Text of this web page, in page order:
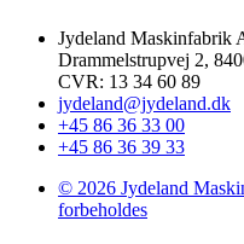
Jydeland Maskinfabrik
Drammelstrupvej 2,
CVR: 13 34 60 89
jydeland@jydeland.dk
+45 86 36 33 00
+45 86 36 39 33
© 2026 Jydeland
forbeholdes